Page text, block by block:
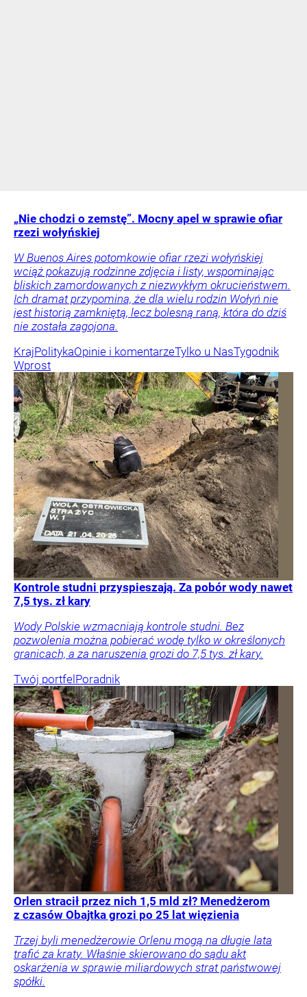
„Nie chodzi o zemstę”. Mocny apel w sprawie ofiar
rzezi wołyńskiej
W Buenos Aires potomkowie ofiar rzezi wołyńskiej
wciąż pokazują rodzinne zdjęcia i listy, wspominając
bliskich zamordowanych z niezwykłym okrucieństwem.
Ich dramat przypomina, że dla wielu rodzin Wołyń nie
jest historią zamkniętą, lecz bolesną raną, która do dziś
nie została zagojona.
KrajPolitykaOpinie i komentarzeTylko u NasTygodnik
Wprost
Kontrole studni przyspieszają. Za pobór wody nawet
7,5 tys. zł kary
Wody Polskie wzmacniają kontrole studni. Bez
pozwolenia można pobierać wodę tylko w określonych
granicach, a za naruszenia grozi do 7,5 tys. zł kary.
Twój portfel Poradnik
Orlen stracił przez nich 1,5 mld zł? Menedżerom
z czasów Obajtka grozi po 25 lat więzienia
Trzej byli menedżerowie Orlenu mogą na długie lata
trafić za kraty. Właśnie skierowano do sądu akt
oskarżenia w sprawie miliardowych strat państwowej
spółki.